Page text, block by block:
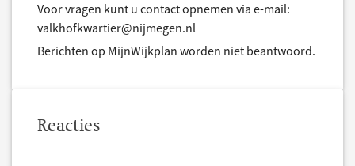
Voor vragen kunt u contact opnemen via e-mail:
valkhofkwartier@nijmegen.nl
Berichten op MijnWijkplan worden niet beantwoord.
Reacties